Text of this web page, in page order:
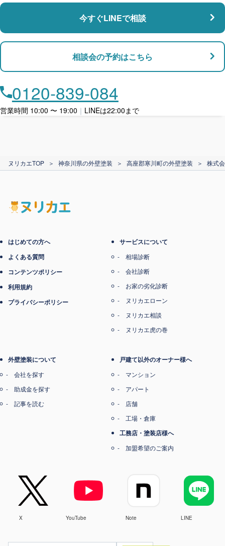
支払い対応
ローン利用
カード支払い
店舗・事務所対応
今すぐLINEで相談
相談会の予約はこちら
0120-839-084
営業時間 10:00 〜 19:00 ｜ LINEは22:00まで
ヌリカエTOP ＞ 神奈川県の外壁塗装 ＞ 高座郡寒川町の外壁塗装 ＞ 株式
はじめての方へ
よくある質問
コンテンツポリシー
利用規約
プライバシーポリシー
サービスについて
相場診断
会社診断
お家の劣化診断
ヌリカエローン
ヌリカエ相談
ヌリカエ虎の巻
外壁塗装について
会社を探す
助成金を探す
記事を読む
戸建て以外のオーナー様へ
マンション
アパート
店舗
工場・倉庫
工務店・塗装店様へ
加盟希望のご案内
X YouTube Note LINE